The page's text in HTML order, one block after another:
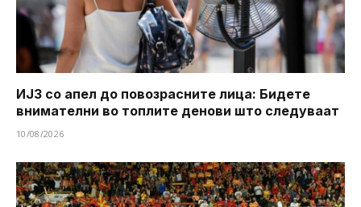
ИЈЗ со апел до повозрасните лица: Бидете
внимателни во топлите денови што следуваат
10/08/2026